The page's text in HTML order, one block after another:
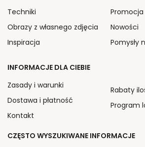
Techniki
Obrazy z własnego zdjęcia
Inspiracja
Promocja
Nowości
Pomysły
INFORMACJE DLA CIEBIE
Zasady i warunki
Dostawa i płatność
Kontakt
Rabaty
Program
CZĘSTO WYSZUKIWANE INFORMACJE